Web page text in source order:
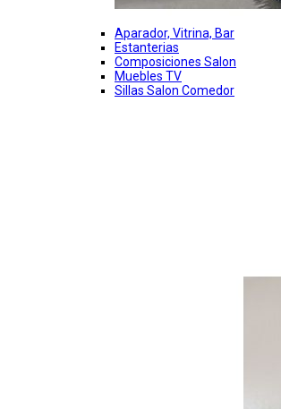
Aparador, Vitrina, Bar
Estanterias
Composiciones Salon
Muebles TV
Sillas Salon Comedor